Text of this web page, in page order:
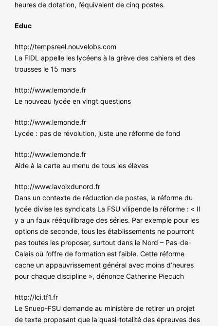
heures de dotation, l’équivalent de cinq postes.
Educ
http://tempsreel.nouvelobs.com
La FIDL appelle les lycéens à la grève des cahiers et des
trousses le 15 mars
http://www.lemonde.fr
Le nouveau lycée en vingt questions
http://www.lemonde.fr
Lycée : pas de révolution, juste une réforme de fond
http://www.lemonde.fr
Aide à la carte au menu de tous les élèves
http://www.lavoixdunord.fr
Dans un contexte de réduction de postes, la réforme du
lycée divise les syndicats La FSU vilipende la réforme : « Il
y a un faux rééquilibrage des séries. Par exemple pour les
options de seconde, tous les établissements ne pourront
pas toutes les proposer, surtout dans le Nord – Pas-de-
Calais où l’offre de formation est faible. Cette réforme
cache un appauvrissement général avec moins d’heures
pour chaque discipline », dénonce Catherine Piecuch
http://lci.tf1.fr
Le Snuep-FSU demande au ministère de retirer un projet
de texte proposant que la quasi-totalité des épreuves des